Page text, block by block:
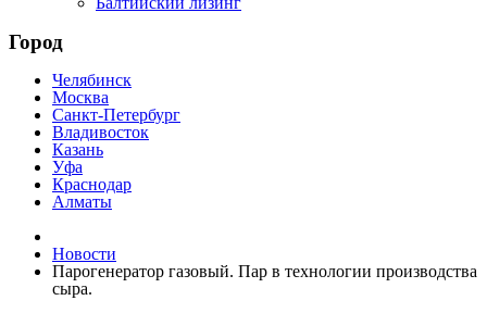
Город
Челябинск
Москва
Санкт-Петербург
Владивосток
Казань
Уфа
Краснодар
Алматы
Новости
Парогенератор газовый. Пар в технологии производства
сыра.